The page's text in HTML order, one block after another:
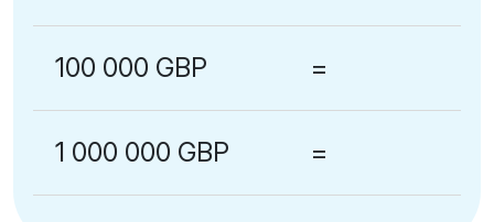
100 000 GBP =
1 000 000 GBP =